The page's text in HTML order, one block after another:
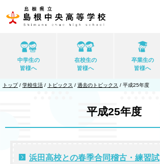
中学生の
皆様へ
在校生の
皆様へ
卒業生の
皆様へ
現
トップ/ 学校生活 / トピックス / 過去のトピックス / 平成25年度
平成25年度
浜田高校との春季合同稽古・練習試